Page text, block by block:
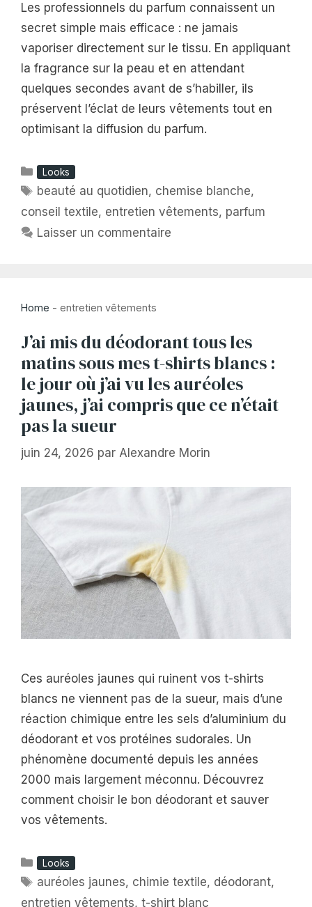
Les professionnels du parfum connaissent un
secret simple mais efficace : ne jamais
vaporiser directement sur le tissu. En appliquant
la fragrance sur la peau et en attendant
quelques secondes avant de s’habiller, ils
préservent l’éclat de leurs vêtements tout en
optimisant la diffusion du parfum.
Catégories
Looks
Étiquettes
beauté au quotidien, chemise blanche,
conseil textile, entretien vêtements, parfum
Laisser un commentaire
Home - entretien vêtements
J’ai mis du déodorant tous les
matins sous mes t-shirts blancs :
le jour où j’ai vu les auréoles
jaunes, j’ai compris que ce n’était
pas la sueur
juin 24, 2026 par Alexandre Morin
Ces auréoles jaunes qui ruinent vos t-shirts
blancs ne viennent pas de la sueur, mais d’une
réaction chimique entre les sels d’aluminium du
déodorant et vos protéines sudorales. Un
phénomène documenté depuis les années
2000 mais largement méconnu. Découvrez
comment choisir le bon déodorant et sauver
vos vêtements.
Catégories
Looks
Étiquettes
auréoles jaunes, chimie textile, déodorant,
entretien vêtements, t-shirt blanc